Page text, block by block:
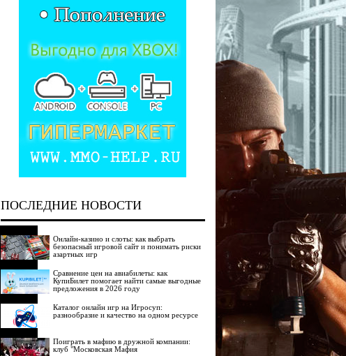
ПОСЛЕДНИЕ НОВОСТИ
Онлайн-казино и слоты: как выбрать
безопасный игровой сайт и понимать риски
азартных игр
Сравнение цен на авиабилеты: как
КупиБилет помогает найти самые выгодные
предложения в 2026 году
Каталог онлайн игр на Игросуп:
разнообразие и качество на одном ресурсе
Поиграть в мафию в дружной компании:
клуб "Московская Мафия